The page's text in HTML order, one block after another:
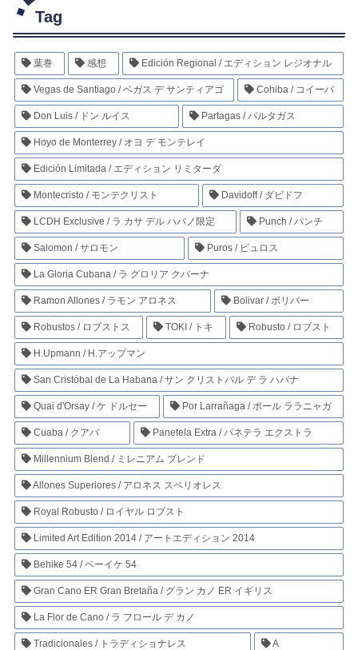
Tag
葉巻 感想 Edición Regional / エディション レジオナル
Vegas de Santiago / ベガス デ サンティアゴ Cohiba / コイーバ
Don Luis / ドン ルイス Partagas / パルタガス
Hoyo de Monterrey / オヨ デ モンテレイ
Edición Limitada / エディション リミターダ
Montecristo / モンテクリスト Davidoff / ダビドフ
LCDH Exclusive / ラ カサ デル ハバノ限定 Punch / パンチ
Salomon / サロモン Puros / ピュロス
La Gloria Cubana / ラ グロリア クバーナ
Ramon Allones / ラモン アロネス Bolivar / ボリバー
Robustos / ロブストス TOKI / トキ Robusto / ロブスト
H.Upmann / H.アップマン
San Cristóbal de La Habana / サン クリストバル デ ラ ハバナ
Quai d'Orsay / ケ ドルセー Por Larrañaga / ポール ララニャガ
Cuaba / クアバ Panetela Extra / パネテラ エクストラ
Millennium Blend / ミレニアム ブレンド
Allones Superiores / アロネス スペリオレス
Royal Robusto / ロイヤル ロブスト
Limited Art Edition 2014 / アートエディション 2014
Behike 54 / ベーイケ 54
Gran Cano ER Gran Bretaña / グラン カノ ER イギリス
La Flor de Cano / ラ フロール デ カノ
Tradicionales / トラディショナレス A